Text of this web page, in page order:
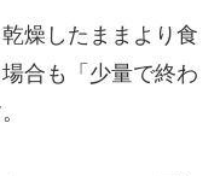
燥したままより食
合も「少量で終わ